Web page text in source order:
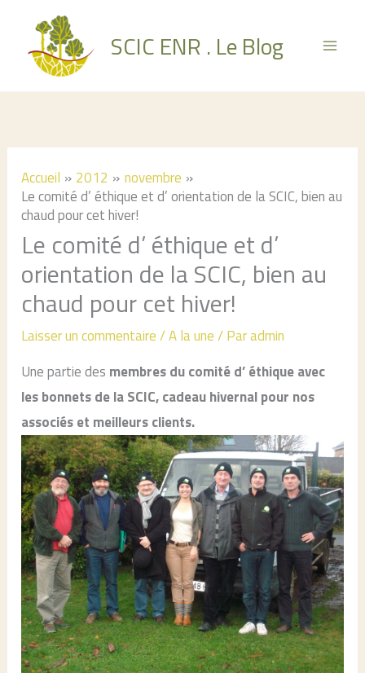
contenu
SCIC ENR . Le Blog
Accueil 2012
novembre
Le comité d’ éthique et d’ orientation de la SCIC, bien au
chaud pour cet hiver!
Le comité d’ éthique et d’
orientation de la SCIC, bien au
chaud pour cet hiver!
Laisser un commentaire/A la une/ Paradmin
Une partie des membres du comité d’ éthique avec
les bonnets de la SCIC, cadeau hivernal pour nos
associés et meilleurs clients.